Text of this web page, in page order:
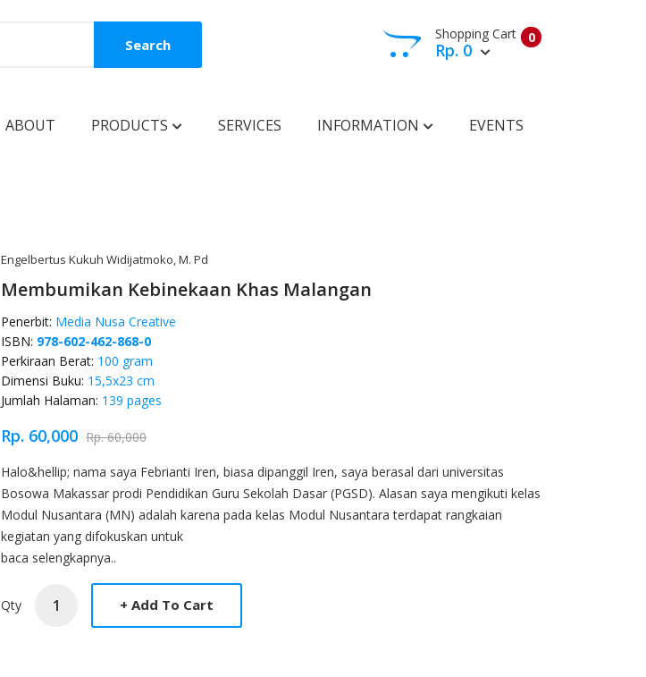
Search 0
Shopping Cart
Rp. 0
ABOUT PRODUCTS
New Release
Best Seller
Best Price
Clearance Sale
Reguler Book
SERVICES INFORMATION EVENTS
Engelbertus Kukuh Widijatmoko, M. Pd
Membumikan Kebinekaan Khas Malangan
Penerbit: Media Nusa Creative
ISBN: 978-602-462-868-0
Perkiraan Berat: 100 gram
Dimensi Buku: 15,5x23 cm
Jumlah Halaman: 139 pages
Rp. 60,000 Rp. 60,000
Product Overview
Halo&hellip; nama saya Febrianti Iren, biasa dipanggil Iren, saya berasal dari universitas
Bosowa Makassar prodi Pendidikan Guru Sekolah Dasar (PGSD). Alasan saya mengikuti kelas
Modul Nusantara (MN) adalah karena pada kelas Modul Nusantara terdapat rangkaian
kegiatan yang difokuskan untuk
baca selengkapnya..
Qty